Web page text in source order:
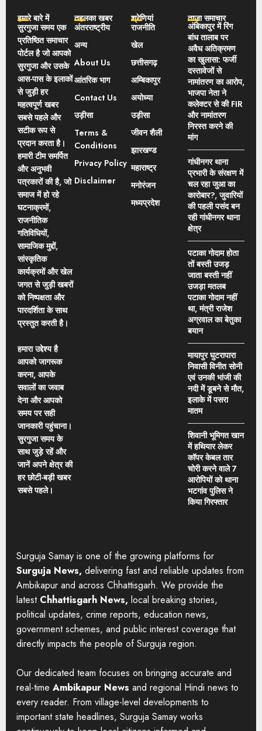
हमारे बारे में
सुरगुजा समय एक
प्रतिष्ठित समाचार
पोर्टल है जो आपको
सुरगुजा और उसके
आस-पास के इलाकों
से जुड़ी हर
महत्वपूर्ण खबर
सबसे पहले और
सटीक रूप से
प्रदान करता है।
हमारी टीम समर्पित
और अनुभवी
पत्रकारों की है, जो
समाज में हो रहे
घटनाक्रमों,
राजनीतिक
गतिविधियों,
सामाजिक मुद्दों,
सांस्कृतिक
कार्यक्रमों और खेल
जगत से जुड़ी खबरों
को निष्पक्षता और
पारदर्शिता के साथ
प्रस्तुत करती है।
हमारा उद्देश्य है
आपको जागरूक
करना, आपके
सवालों का जवाब
देना और आपको
समय पर सही
जानकारी पहुंचाना।
सुरगुजा समय के
साथ जुड़े रहें और
जानें अपने क्षेत्र की
हर छोटी-बड़ी खबर
सबसे पहले।
तहलका खबर
अंतरराष्ट्रीय
अन्य
About Us
आंतरिक भाग
Contact Us
उड़ीसा
Terms &
Conditions
Privacy Policy
Disclaimer
श्रेणियां
राजनीति
खेल
छत्तीसगढ़
अम्बिकापुर
अयोध्या
उड़ीसा
जीवन शैली
झारखण्ड
महाराष्ट्र
मनोरंजन
मध्यप्रदेश
ताज़ा समाचार
अंबिकापुर में रिंग
बांध तालाब पर
अवैध अतिक्रमण
का खुलासा: फर्जी
दस्तावेजों से
नामांतरण का आरोप,
भाजपा नेता ने
कलेक्टर से की FIR
और नामांतरण
निरस्त करने की
मांग
गांधीनगर थाना
प्रभारी के संरक्षण में
चल रहा जुआ का
कारोबार?, जुवारियों
की पहली पसंद बन
रही गांधीनगर थाना
क्षेत्र
पटाका गोदाम होता
तों बस्ती उजड़
जाता बस्ती नहीं
उजड़ा मतलब
पटाका गोदाम नहीं
था, मंत्री राजेश
अग्रवाल का बेतुका
बयान
मायापुर घुटरापारा
निवासी विनीत सोनी
एवं उनकी भांजी की
नदी में डूबने से मौत,
इलाके में पसरा
मातम
शिवानी भूमिगत खान
में हथियार लेकर
कॉपर केबल तार
चोरी करने वाले 7
आरोपियों को थाना
भटगांव पुलिस ने
किया गिरफ्तार
Surguja Samay is one of the growing platforms for
Surguja News, delivering fast and reliable updates from
Ambikapur and across Chhattisgarh. We provide the
latest Chhattisgarh News, local breaking stories,
political updates, crime reports, education news,
government schemes, and public interest coverage that
directly impacts the people of Surguja region.
Our dedicated team focuses on bringing accurate and
real-time Ambikapur News and regional Hindi news to
every reader. From village-level developments to
important state headlines, Surguja Samay works